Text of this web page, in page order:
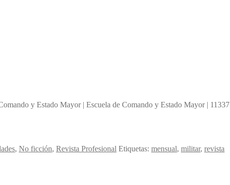
y Estado Mayor | Escuela de Comando y Estado Mayor | 11337
, No ficción, Revista Profesional Etiquetas: mensual, militar, revista